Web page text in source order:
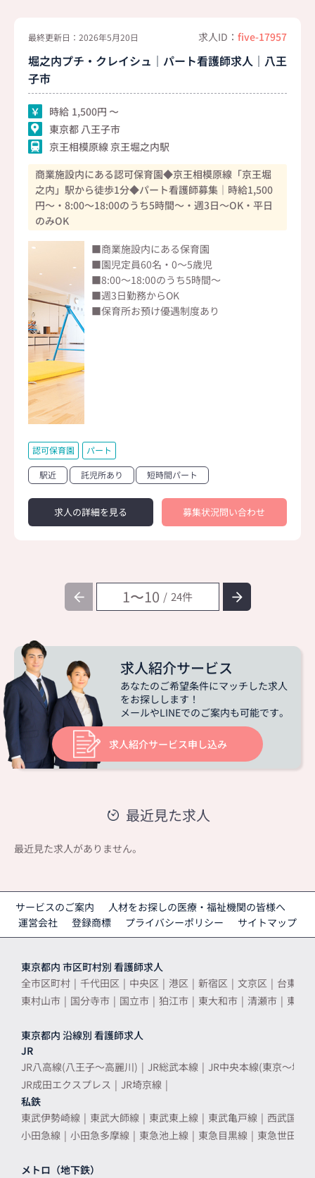
最終更新日：2026年5月20日 求人ID： five-17957
堀之内プチ・クレイシュ｜パート看護師求人｜八王
子市
時給 1,500
東京都 八王子市
京王相模原線 京王堀之内駅
商業施設内にある認可保育園◆京王相模原線「京王堀
之内」駅から徒歩1分◆パート看護師募集｜時給1,500
円～・8:00～18:00のうち5時間～・週3日～OK・平日
のみOK
■商業施設内にある保育園
■園児定員60名・0～5歳児
■8:00～18:00のうち5時間～
■週3日勤務からOK
■保育所お預け優遇制度あり
認可保育園 パート
駅近 託児所あり 短時間パート
求人の詳細を見る 募集状況問い合わせ
1〜10 24
求人紹介サービス
あなたのご希望条件にマッチした求人
をお探しします！
メールやLINEでのご案内も可能です。
求人紹介サービス申し込み
最近見た求人
最近見た求人がありません。
サービスのご案内
人材をお探しの医療・福祉機関の皆様へ
運営会社
登録商標 プライバシーポリシー サイトマップ
東京都内 市区町村別 看護師求人
全市区町村
千代田区 中央区 港区 新宿区 文京区
台東区
東村山市
国分寺市 国立市 狛江市 東大和市 清瀬市 東久
東京都内 沿線別 看護師求人
JR
JR八高線(八王子～高麗川)
JR総武本線
JR中央本線(東京～塩尻)
JR成田エクスプレス
JR埼京線
私鉄
東武伊勢崎線
東武大師線 東武東上線 東武亀戸線
西武国分
小田急線
小田急多摩線 東急池上線 東急目黒線 東急世田谷
メトロ（地下鉄）